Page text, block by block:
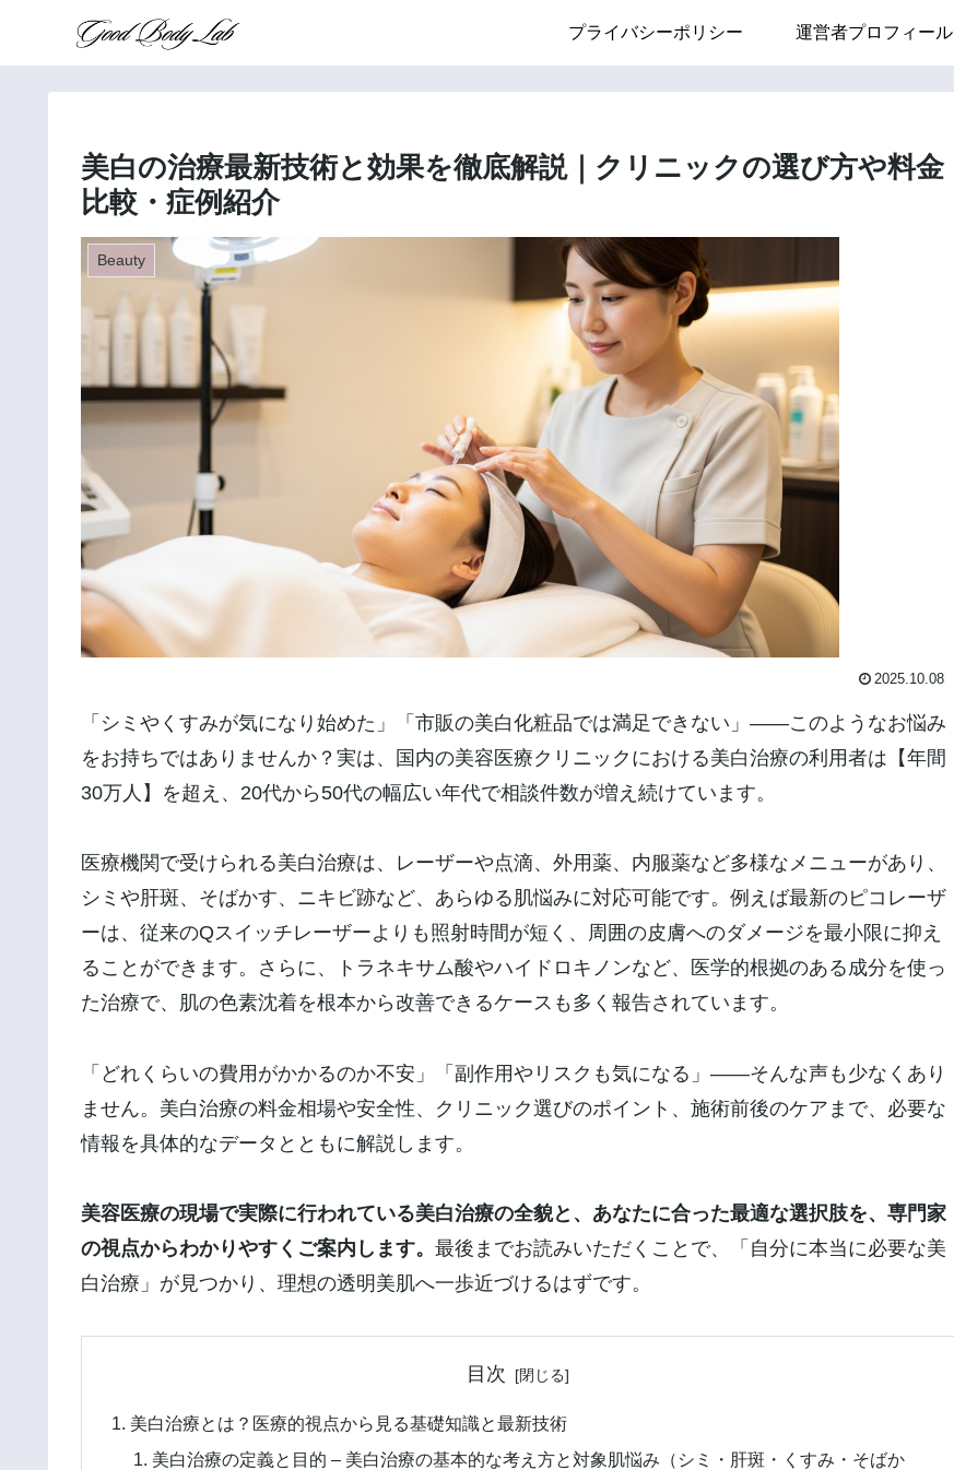
プライバシーポリシー 運営者プロフィール
美白の治療最新技術と効果を徹底解説｜クリニックの選び方や料金
比較・症例紹介
Beauty
2025.10.08
「シミやくすみが気になり始めた」「市販の美白化粧品では満足できない」――このようなお悩み
をお持ちではありませんか？実は、国内の美容医療クリニックにおける美白治療の利用者は【年間
30万人】を超え、20代から50代の幅広い年代で相談件数が増え続けています。
医療機関で受けられる美白治療は、レーザーや点滴、外用薬、内服薬など多様なメニューがあり、
シミや肝斑、そばかす、ニキビ跡など、あらゆる肌悩みに対応可能です。例えば最新のピコレーザ
ーは、従来のQスイッチレーザーよりも照射時間が短く、周囲の皮膚へのダメージを最小限に抑え
ることができます。さらに、トラネキサム酸やハイドロキノンなど、医学的根拠のある成分を使っ
た治療で、肌の色素沈着を根本から改善できるケースも多く報告されています。
「どれくらいの費用がかかるのか不安」「副作用やリスクも気になる」――そんな声も少なくあり
ません。美白治療の料金相場や安全性、クリニック選びのポイント、施術前後のケアまで、必要な
情報を具体的なデータとともに解説します。
美容医療の現場で実際に行われている美白治療の全貌と、あなたに合った最適な選択肢を、専門家
の視点からわかりやすくご案内します。 最後までお読みいただくことで、「自分に本当に必要な美
白治療」が見つかり、理想の透明美肌へ一歩近づけるはずです。
目次
美白治療とは？医療的視点から見る基礎知識と最新技術
美白治療の定義と目的 – 美白治療の基本的な考え方と対象肌悩み（シミ・肝斑・くすみ・そばか